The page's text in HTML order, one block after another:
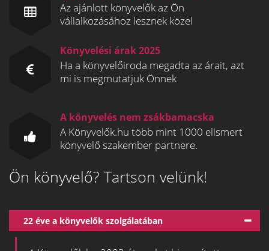
Az ajánlott könyvelők az Ön
vállalkozásához lesznek közel
Könyvelési árak 2025
Ha a könyvelőiroda megadta az árait, azt
mi is megmutatjuk Önnek
A könyvelés nem zsákbamacska
A Könyvelők.hu több mint 1000 elismert
könyvelő szakember partnere.
Ön könyvelő? Tartson velünk!
22 éve a könyvelők szolgálatában